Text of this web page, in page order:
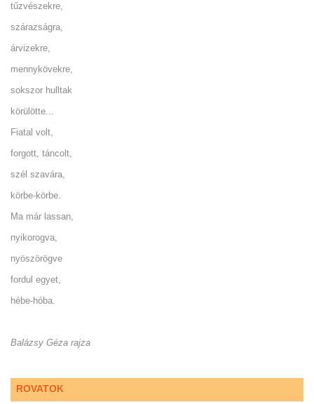
tűzvészekre,
szárazságra,
árvizekre,
mennykövekre,
sokszor hulltak
körülötte...
Fiatal volt,
forgott, táncolt,
szél szavára,
körbe-körbe.
Ma már lassan,
nyikorogva,
nyöszörögve
fordul egyet,
hébe-hóba.
Balázsy Géza rajza
ROVATOK